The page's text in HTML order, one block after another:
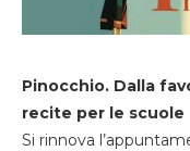
Pinocchio. Dalla
recite per le scuole
Si rinnova